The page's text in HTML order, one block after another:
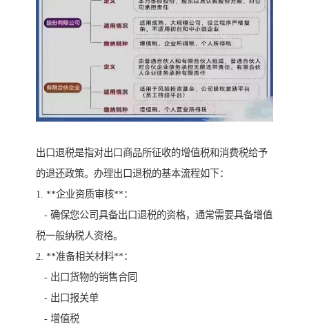
出口退税是指对出口商品所征收的增值税和消费税给予
的退还政策。办理出口退税的基本流程如下：
1. **企业资质审核**：
- 确保您公司具备出口退税的资格，通常需要具备增值
税一般纳税人资格。
2. **准备相关材料**：
- 出口货物的销售合同
- 出口报关单
- 增值税